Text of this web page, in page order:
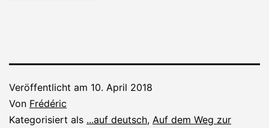
Veröffentlicht am 10. April 2018
Von Frédéric
Kategorisiert als ...auf deutsch, Auf dem Weg zur